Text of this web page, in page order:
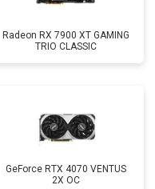
Radeon RX 7900 XT GAMING
TRIO CLASSIC
GeForce RTX 4070 VENTUS
2X OC